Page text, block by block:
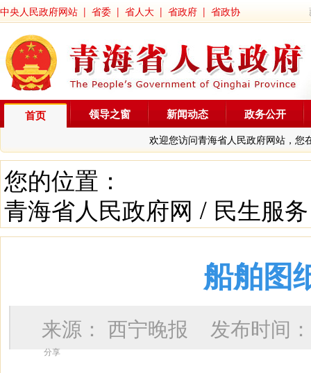
中央人民政府网站 | 省委 | 省人大 | 省政府 | 省政协
首页
欢迎您访问青海省人民政府网站，您
领导之窗 新闻动态 政务公开
您的位置：
青海省人民政府网 / 民生服务
船舶图
来源： 西宁晚报 发布时间
分享